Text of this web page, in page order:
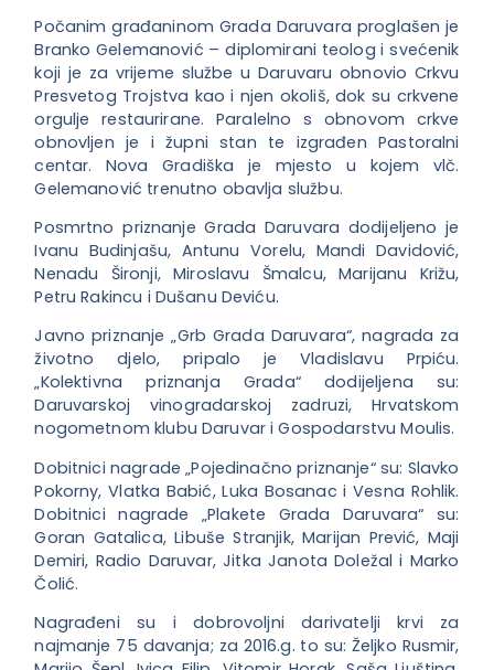
Počanim građaninom Grada Daruvara proglašen je
Branko Gelemanović – diplomirani teolog i svećenik
koji je za vrijeme službe u Daruvaru obnovio Crkvu
Presvetog Trojstva kao i njen okoliš, dok su crkvene
orgulje restaurirane. Paralelno s obnovom crkve
obnovljen je i župni stan te izgrađen Pastoralni
centar. Nova Gradiška je mjesto u kojem vlč.
Gelemanović trenutno obavlja službu.
Posmrtno priznanje Grada Daruvara dodijeljeno je
Ivanu Budinjašu, Antunu Vorelu, Mandi Davidović,
Nenadu Šironji, Miroslavu Šmalcu, Marijanu Križu,
Petru Rakincu i Dušanu Deviću.
Javno priznanje „Grb Grada Daruvara“, nagrada za
životno djelo, pripalo je Vladislavu Prpiću.
„Kolektivna priznanja Grada“ dodijeljena su:
Daruvarskoj vinogradarskoj zadruzi, Hrvatskom
nogometnom klubu Daruvar i Gospodarstvu Moulis.
Dobitnici nagrade „Pojedinačno priznanje“ su: Slavko
Pokorny, Vlatka Babić, Luka Bosanac i Vesna Rohlik.
Dobitnici nagrade „Plakete Grada Daruvara“ su:
Goran Gatalica, Libuše Stranjik, Marijan Prević, Maji
Demiri, Radio Daruvar, Jitka Janota Doležal i Marko
Čolić.
Nagrađeni su i dobrovoljni darivatelji krvi za
najmanje 75 davanja; za 2016.g. to su: Željko Rusmir,